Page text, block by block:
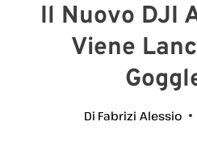
Il Nuovo DJI
Viene
Di Fabrizi Alessio